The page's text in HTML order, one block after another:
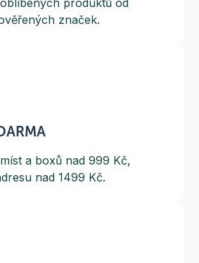
produktů od
značek.
a boxů nad 999 Kč,
nad 1499 Kč.